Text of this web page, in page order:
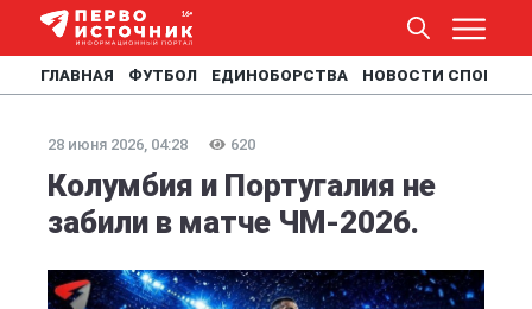
ГЛАВНАЯ ФУТБОЛ ЕДИНОБОРСТВА НОВОСТИ СПОРТА
28 июня 2026, 04:28 620
Колумбия и Португалия не
забили в матче ЧМ-2026.